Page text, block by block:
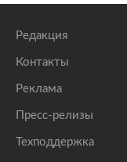
Редакция
Контакты
Реклама
Пресс-релизы
Техподдержка